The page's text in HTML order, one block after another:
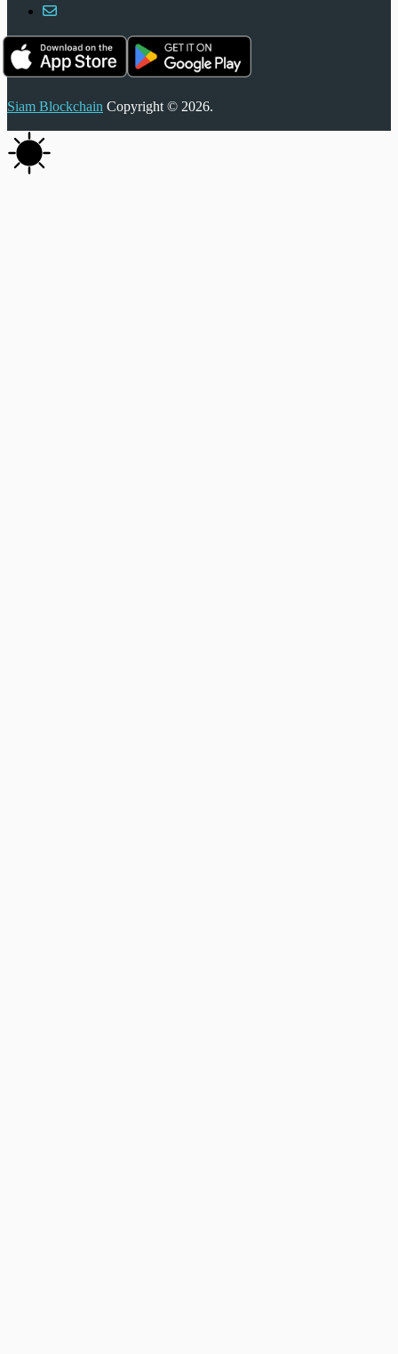
Siam Blockchain Copyright © 2026.